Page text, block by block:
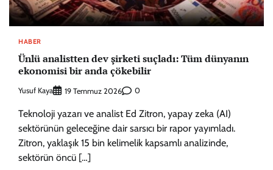
HABER
Ünlü analistten dev şirketi suçladı: Tüm dünyanın
ekonomisi bir anda çökebilir
Yusuf Kaya 19 Temmuz 2026 0
Teknoloji yazarı ve analist Ed Zitron, yapay zeka (AI)
sektörünün geleceğine dair sarsıcı bir rapor yayımladı.
Zitron, yaklaşık 15 bin kelimelik kapsamlı analizinde,
sektörün öncü […]